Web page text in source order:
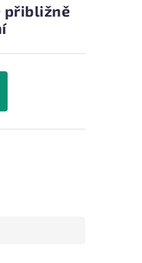
přibližně